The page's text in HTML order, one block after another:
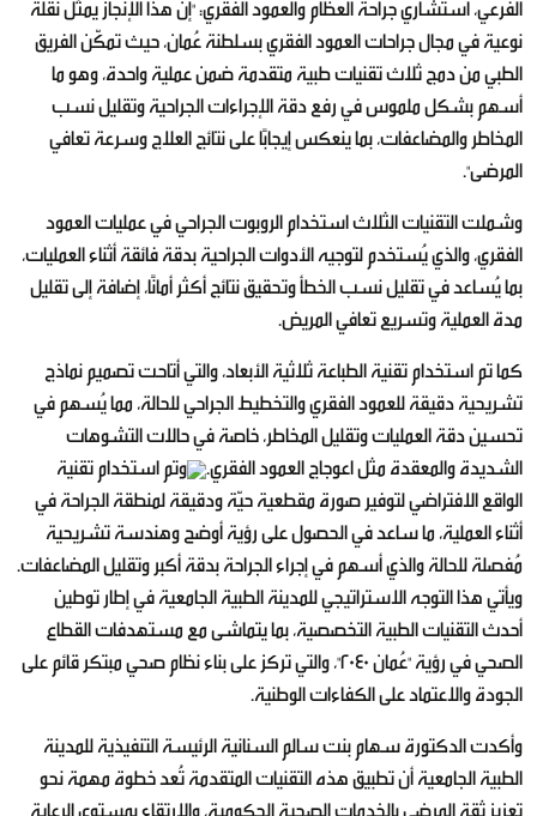
الفرعي، استشاري جراحة العظام والعمود الفقري: "إن هذا الإنجاز يمثل نقلة
نوعية في مجال جراحات العمود الفقري بسلطنة عُمان، حيث تمكّن الفريق
الطبي من دمج ثلاث تقنيات طبية متقدمة ضمن عملية واحدة، وهو ما
أسهم بشكل ملموس في رفع دقة الإجراءات الجراحية وتقليل نسب
المخاطر والمضاعفات، بما ينعكس إيجابًا على نتائج العلاج وسرعة تعافي
المرضى".
وشملت التقنيات الثلاث استخدام الروبوت الجراحي في عمليات العمود
الفقري، والذي يُستخدم لتوجيه الأدوات الجراحية بدقة فائقة أثناء العمليات،
بما يُساعد في تقليل نسب الخطأ وتحقيق نتائج أكثر أمانًا، إضافة إلى تقليل
مدة العملية وتسريع تعافي المريض.
كما تم استخدام تقنية الطباعة ثلاثية الأبعاد، والتي أتاحت تصميم نماذج
تشريحية دقيقة للعمود الفقري والتخطيط الجراحي للحالة، مما يُسهم في
تحسين دقة العمليات وتقليل المخاطر، خاصة في حالات التشوهات
الشديدة والمعقدة مثل اعوجاج العمود الفقري.
وتم استخدام تقنية
الواقع الافتراضي لتوفير صورة مقطعية حيّة ودقيقة لمنطقة الجراحة في
أثناء العملية، ما ساعد في الحصول على رؤية أوضح وهندسة تشريحية
مُفصلة للحالة والذي أسهم في إجراء الجراحة بدقة أكبر وتقليل المضاعفات.
ويأتي هذا التوجه الاستراتيجي للمدينة الطبية الجامعية في إطار توطين
أحدث التقنيات الطبية التخصصية، بما يتماشى مع مستهدفات القطاع
الصحي في رؤية "عُمان 2040"، والتي تركز على بناء نظام صحي مبتكر قائم على
الجودة والاعتماد على الكفاءات الوطنية.
وأكدت الدكتورة سهام بنت سالم السنانية الرئيسة التنفيذية للمدينة
الطبية الجامعية أن تطبيق هذه التقنيات المتقدمة تُعد خطوة مهمة نحو
تعزيز ثقة المرضى بالخدمات الصحية الحكومية، والارتقاء بمستوى الرعاية